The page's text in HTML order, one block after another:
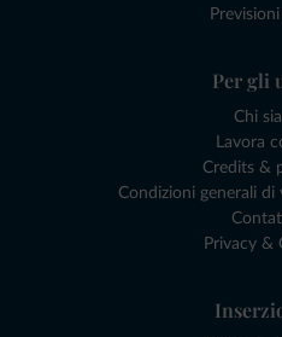
Per gli
Chi
Lavora
Credits &
Condizioni generali
Privacy &